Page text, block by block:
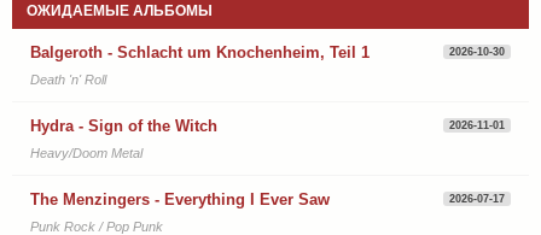
ОЖИДАЕМЫЕ АЛЬБОМЫ
Balgeroth - Schlacht um Knochenheim, Teil 1 2026-10-30
Death 'n' Roll
Hydra - Sign of the Witch 2026-11-01
Heavy/Doom Metal
The Menzingers - Everything I Ever Saw 2026-07-17
Punk Rock / Pop Punk